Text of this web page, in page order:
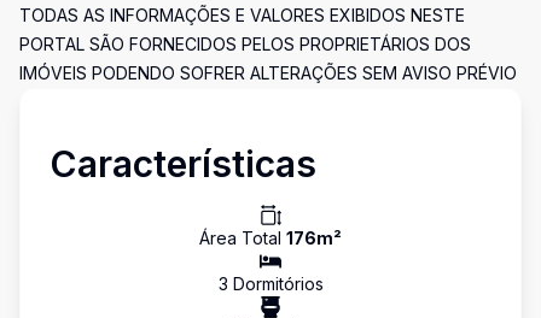
TODAS AS INFORMAÇÕES E VALORES EXIBIDOS NESTE
PORTAL SÃO FORNECIDOS PELOS PROPRIETÁRIOS DOS
IMÓVEIS PODENDO SOFRER ALTERAÇÕES SEM AVISO PRÉVIO
Características
Área Total 176m²
3 Dormitórios